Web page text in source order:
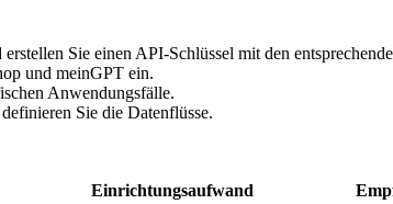
Sie einen API-Schlüssel mit den
und meinGPT ein.
Anwendungsfälle.
Sie die Datenflüsse.
Einrichtungsaufwand